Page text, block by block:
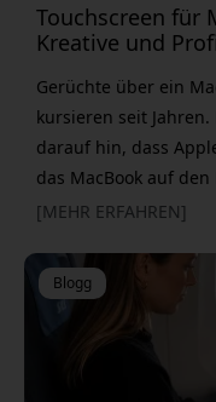
Touchscreen für
Kreative und
Gerüchte über ein
kursieren seit
darauf hin, dass
das MacBook auf
Ende 2026 oder
nicht auf Apple
Touchscreen für
mehrere externe
[MEHR ERFAHREN]
Blogg